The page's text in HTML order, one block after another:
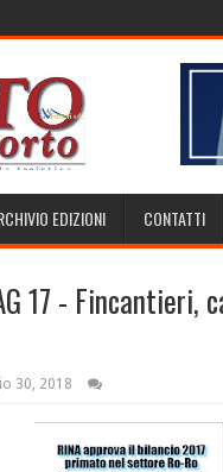
EDIZIONI CONTATTI
17 -
30, 2018